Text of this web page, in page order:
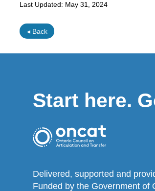
Last Updated: May 31, 2024
◂ Back
Start here.
Delivered, supported and
Funded by the Government of